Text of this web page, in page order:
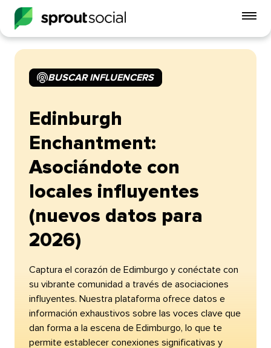
BUSCAR INFLUENCERS​​
Edinburgh
Enchantment:
Asociándote con
locales influyentes
(nuevos datos para
2026)​​
Captura el corazón de Edimburgo y conéctate con
su vibrante comunidad a través de asociaciones
influyentes. Nuestra plataforma ofrece datos e
información exhaustivos sobre las voces clave que
dan forma a la escena de Edimburgo, lo que te
permite establecer conexiones significativas y